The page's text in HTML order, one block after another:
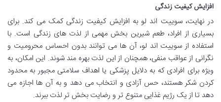
افزایش کیفیت زندگی
در نهایت، سوییت اند لو به افزایش کیفیت زندگی کمک می کند. برای
بسیاری از افراد، طعم شیرین بخش مهمی از لذت های زندگی است. با
استفاده از سوییت اند لو، آن ها می توانند بدون احساس محرومیت و
نگرانی از عواقب منفی، همچنان از این لذت بهره مند شوند. این امکان، به
ویژه برای افرادی که به دلایل پزشکی یا اهداف سلامتی مجبور به محدود
کردن شکر هستند، حس آزادی و انتخاب می دهد و به آن ها اجازه می
دهد تا از یک رژیم غذایی متنوع تر و رضایت بخش تر لذت ببرند.